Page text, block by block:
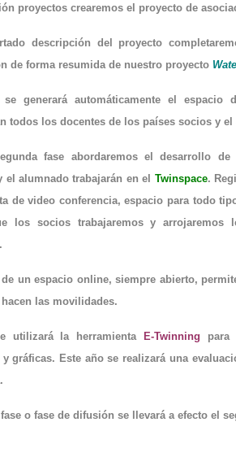
proyectos crearemos el proyecto de
descripción del proyecto
de forma resumida de nuestro proyecto
se generará automáticamente el
todos los docentes de los países socios y el
fase abordaremos el desarrollo
el alumnado trabajarán en el Twinspace.
de video conferencia, espacio para todo
los socios trabajaremos y arrojaremos
de un espacio online, siempre abierto,
las movilidades.
utilizará la herramienta E-Twinning para
y gráficas. Este año se realizará una
o fase de difusión se llevará a efecto el